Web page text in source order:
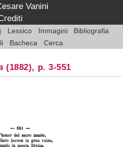
Vanini
Lessico Immagini
Bibliografia
Bacheca Cerca
(1882), p. 3-551